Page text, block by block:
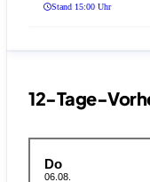
Stand 15:00 Uhr
12-Tage-
Do
06.08.